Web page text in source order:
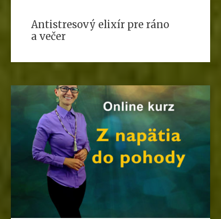
Antistresový elixír pre ráno
a večer